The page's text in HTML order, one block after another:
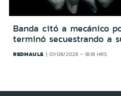
Banda citó a mecánico
terminó secuestrando a
REDMAULE 01/08/2026 - 18:18 HRS